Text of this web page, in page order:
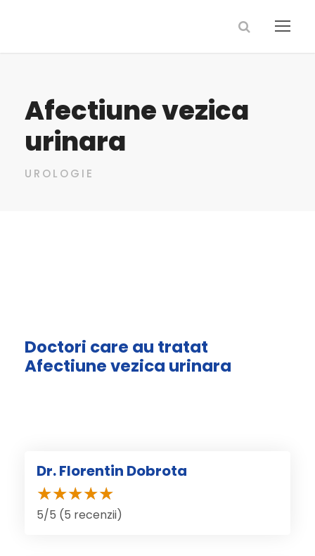
Afectiune vezica
urinara
UROLOGIE
Doctori care au tratat
Afectiune vezica urinara
Dr. Florentin Dobrota
5/5 (5 recenzii)